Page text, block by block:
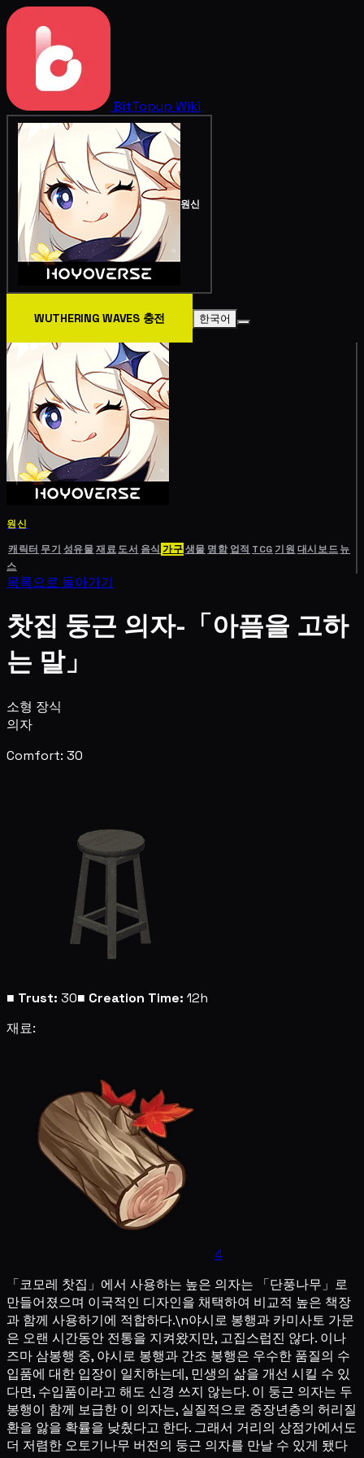
BitTopup Wiki
원신
WUTHERING WAVES 충전 한국어
원신
캐릭터 무기 성유물재료도서 음식 가구생물 명함 업적 TCG기원 대시보드뉴
스
목록으로 돌아가기
찻집 둥근 의자-「아픔을 고하
는 말」
소형 장식
의자
Comfort: 30
■ Trust: 30■ Creation Time: 12h
재료:
4
「코모레 찻집」에서 사용하는 높은 의자는 「단풍나무」로
만들어졌으며 이국적인 디자인을 채택하여 비교적 높은 책장
과 함께 사용하기에 적합하다.\n야시로 봉행과 카미사토 가문
은 오랜 시간동안 전통을 지켜왔지만, 고집스럽진 않다. 이나
즈마 삼봉행 중, 야시로 봉행과 간조 봉행은 우수한 품질의 수
입품에 대한 입장이 일치하는데, 민생의 삶을 개선 시킬 수 있
다면, 수입품이라고 해도 신경 쓰지 않는다. 이 둥근 의자는 두
봉행이 함께 보급한 이 의자는, 실질적으로 중장년층의 허리질
환을 앓을 확률을 낮췄다고 한다. 그래서 거리의 상점가에서도
더 저렴한 오토기나무 버전의 둥근 의자를 만날 수 있게 됐다